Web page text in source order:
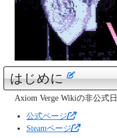
はじめに
Axiom Verge Wikiの非公式
公式ページ
Steamページ